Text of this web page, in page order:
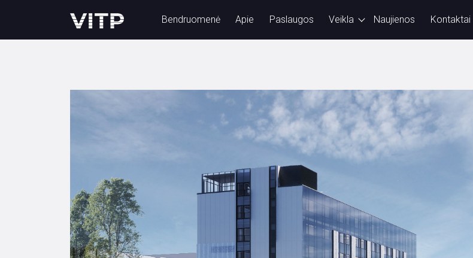
Bendruomenė Apie Paslaugos Veikla Naujienos Kontaktai